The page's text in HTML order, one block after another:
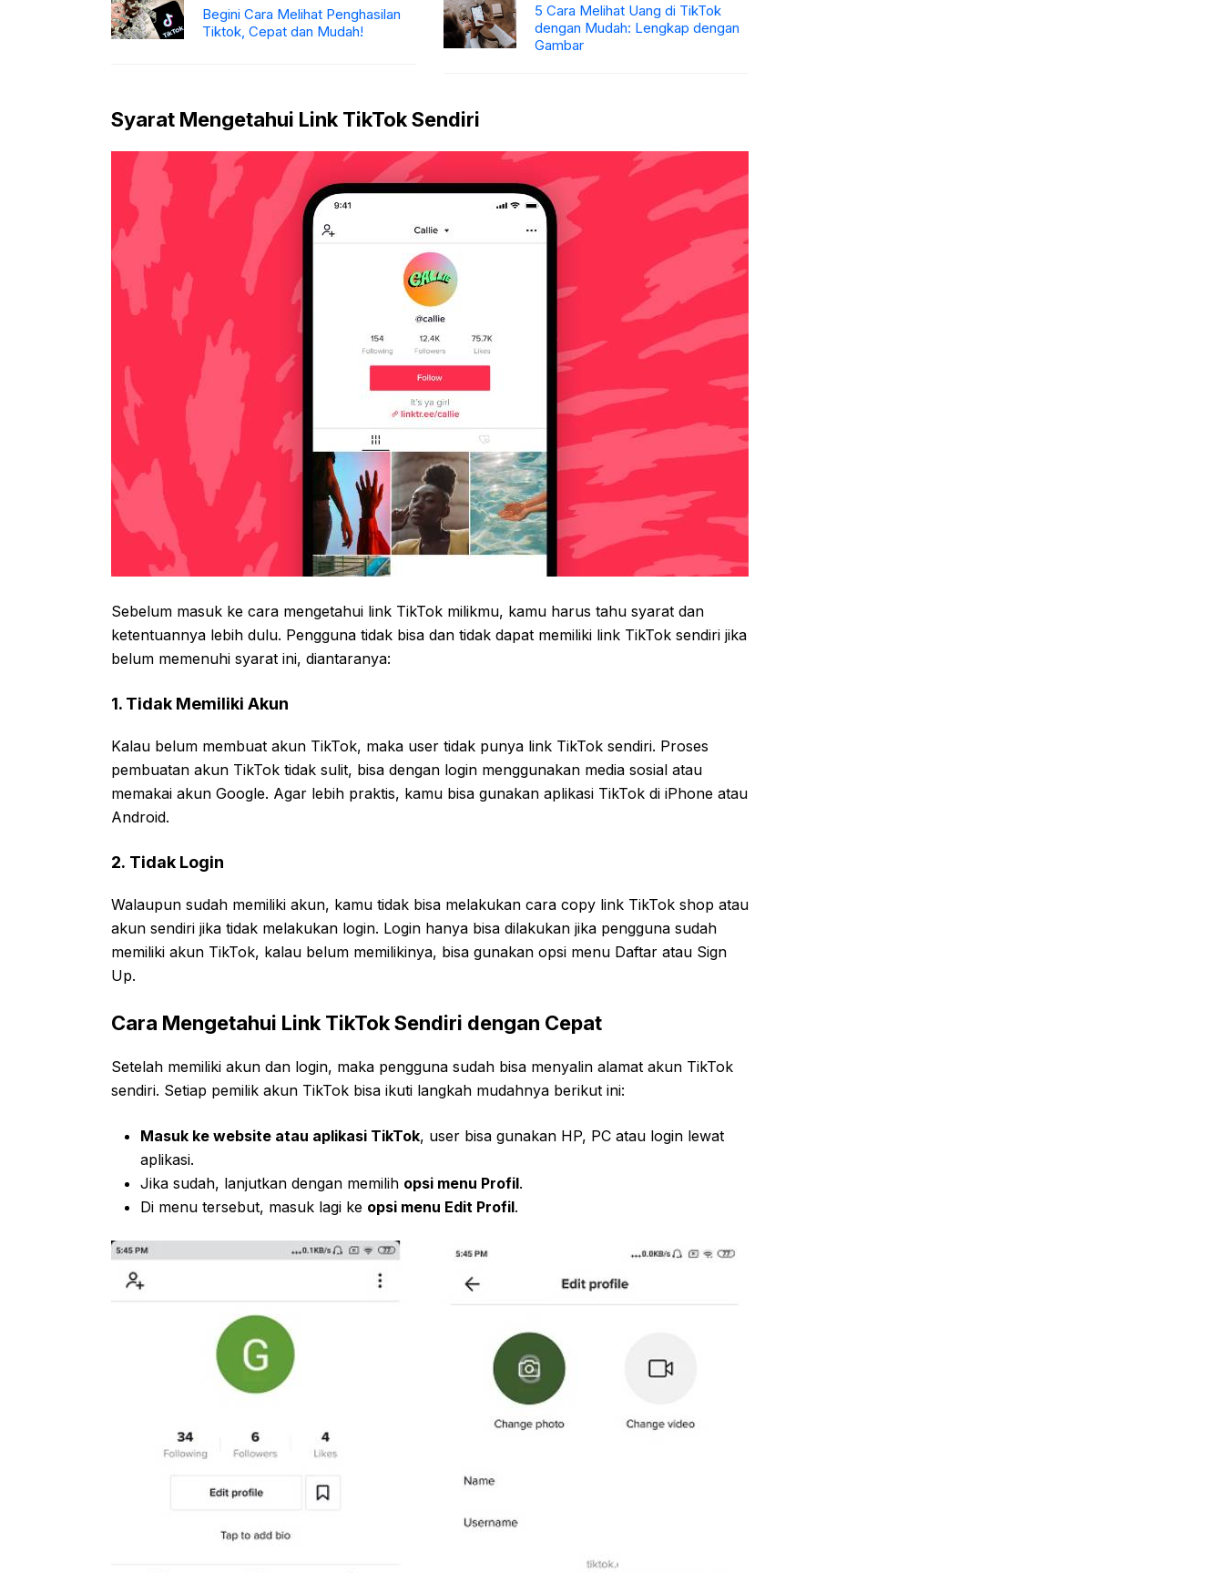
Begini Cara Melihat Penghasilan
Tiktok, Cepat dan Mudah!
5 Cara Melihat Uang di TikTok
dengan Mudah: Lengkap dengan
Gambar
Syarat Mengetahui Link TikTok Sendiri
Sebelum masuk ke cara mengetahui link TikTok milikmu, kamu harus tahu syarat dan
ketentuannya lebih dulu. Pengguna tidak bisa dan tidak dapat memiliki link TikTok sendiri jika
belum memenuhi syarat ini, diantaranya:
1. Tidak Memiliki Akun
Kalau belum membuat akun TikTok, maka user tidak punya link TikTok sendiri. Proses
pembuatan akun TikTok tidak sulit, bisa dengan login menggunakan media sosial atau
memakai akun Google. Agar lebih praktis, kamu bisa gunakan aplikasi TikTok di iPhone atau
Android.
2. Tidak Login
Walaupun sudah memiliki akun, kamu tidak bisa melakukan cara copy link TikTok shop atau
akun sendiri jika tidak melakukan login. Login hanya bisa dilakukan jika pengguna sudah
memiliki akun TikTok, kalau belum memilikinya, bisa gunakan opsi menu Daftar atau Sign
Up.
Cara Mengetahui Link TikTok Sendiri dengan Cepat
Setelah memiliki akun dan login, maka pengguna sudah bisa menyalin alamat akun TikTok
sendiri. Setiap pemilik akun TikTok bisa ikuti langkah mudahnya berikut ini:
Masuk ke website atau aplikasi TikTok, user bisa gunakan HP, PC atau login lewat
aplikasi.
Jika sudah, lanjutkan dengan memilih opsi menu Profil.
Di menu tersebut, masuk lagi ke opsi menu Edit Profil.